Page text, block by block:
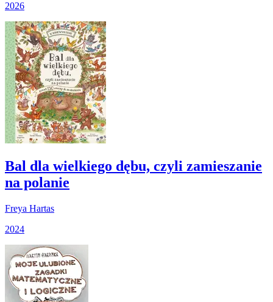
2026
Bal dla wielkiego dębu, czyli zamieszanie
na polanie
Freya Hartas
2024